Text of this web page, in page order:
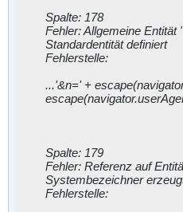
Spalte: 178
Fehler: Allgemeine Entität
Standardentität definiert
Fehlerstelle:
...'&n=' +
Spalte: 179
Fehler: Referenz auf
Systembezeichner
Fehlerstelle: